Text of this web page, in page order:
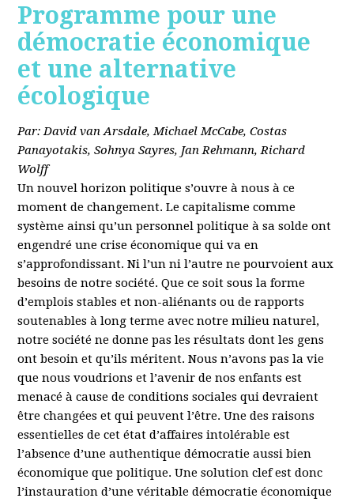
Programme pour une
démocratie économique
et une alternative
écologique
Par: David van Arsdale, Michael McCabe, Costas
Panayotakis, Sohnya Sayres, Jan Rehmann, Richard
Wolff
Un nouvel horizon politique s’ouvre à nous à ce
moment de changement. Le capitalisme comme
système ainsi qu’un personnel politique à sa solde ont
engendré une crise économique qui va en
s’approfondissant. Ni l’un ni l’autre ne pourvoient aux
besoins de notre société. Que ce soit sous la forme
d’emplois stables et non-aliénants ou de rapports
soutenables à long terme avec notre milieu naturel,
notre société ne donne pas les résultats dont les gens
ont besoin et qu’ils méritent. Nous n’avons pas la vie
que nous voudrions et l’avenir de nos enfants est
menacé à cause de conditions sociales qui devraient
être changées et qui peuvent l’être. Une des raisons
essentielles de cet état d’affaires intolérable est
l’absence d’une authentique démocratie aussi bien
économique que politique. Une solution clef est donc
l’instauration d’une véritable démocratie économique